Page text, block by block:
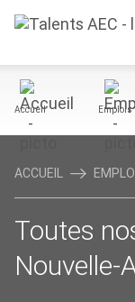
Accueil Emplois
ACCUEIL
Toutes
Nouvelle-